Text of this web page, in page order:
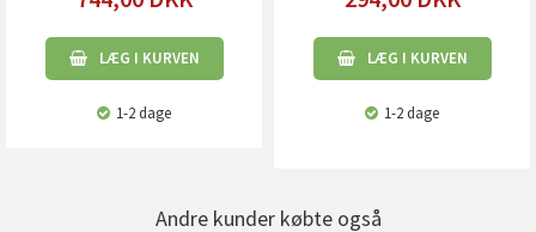
LÆG I KURVEN
1-2 dage
LÆG I KURVEN
1-2 dage
Andre kunder købte også